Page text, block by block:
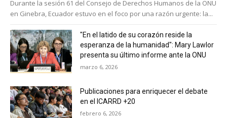
Durante la sesión 61 del Consejo de Derechos Humanos de la ONU
en Ginebra, Ecuador estuvo en el foco por una razón urgente: la...
"En el latido de su corazón reside la
esperanza de la humanidad": Mary Lawlor
presenta su último informe ante la ONU
marzo 6, 2026
Publicaciones para enriquecer el debate
en el ICARRD +20
febrero 6, 2026